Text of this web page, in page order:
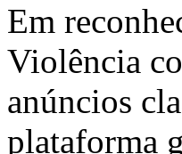
Em
Violência
anúncios
plataforma